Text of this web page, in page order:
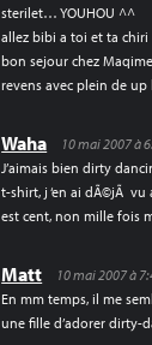
sterilet… YOUHOU ^^
allez bibi a toi et ta
bon sejour chez
revens avec plein de
Waha
10 mai 2007 à
J’aimais bien dirty
t-shirt, j ‘en ai dÃ©jÃ
est cent, non mille fois
Matt
10 mai 2007 à
En mm temps, il me
une fille d’adorer dirty-